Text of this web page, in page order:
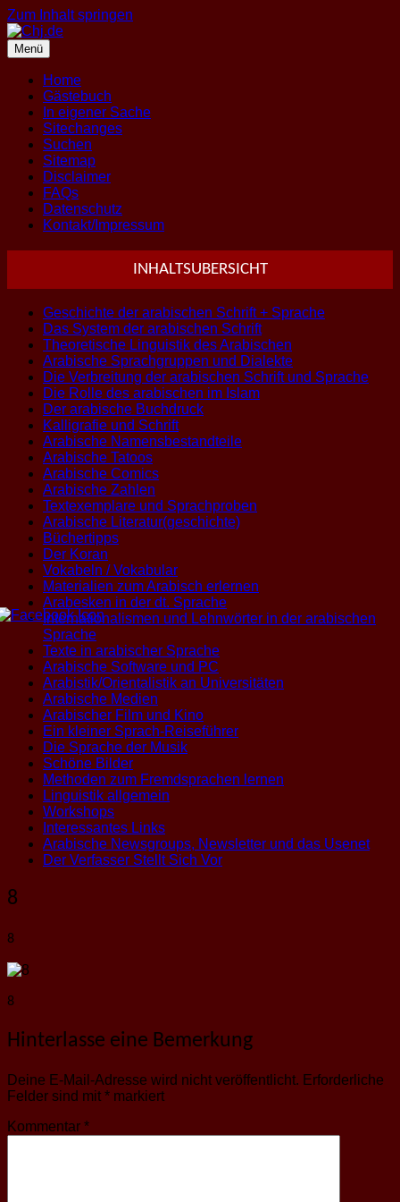
Zum Inhalt springen
Menü
Home
Gästebuch
In eigener Sache
Sitechanges
Suchen
Sitemap
Disclaimer
FAQs
Datenschutz
Kontakt/Impressum
INHALTSUBERSICHT
Geschichte der arabischen Schrift + Sprache
Das System der arabischen Schrift
Theoretische Linguistik des Arabischen
Arabische Sprachgruppen und Dialekte
Die Verbreitung der arabischen Schrift und Sprache
Die Rolle des arabischen im Islam
Der arabische Buchdruck
Kalligrafie und Schrift
Arabische Namensbestandteile
Arabische Tatoos
Arabische Comics
Arabische Zahlen
Textexemplare und Sprachproben
Arabische Literatur(geschichte)
Büchertipps
Der Koran
Vokabeln / Vokabular
Materialien zum Arabisch erlernen
Arabesken in der dt. Sprache
Internationalismen und Lehnwörter in der arabischen
Sprache
Texte in arabischer Sprache
Arabische Software und PC
Arabistik/Orientalistik an Universitäten
Arabische Medien
Arabischer Film und Kino
Ein kleiner Sprach-Reiseführer
Die Sprache der Musik
Schöne Bilder
Methoden zum Fremdsprachen lernen
Linguistik allgemein
Workshops
Interessantes Links
Arabische Newsgroups, Newsletter und das Usenet
Der Verfasser Stellt Sich Vor
8
8
8
Hinterlasse eine Bemerkung
Deine E-Mail-Adresse wird nicht veröffentlicht. Erforderliche
Felder sind mit * markiert
Kommentar *